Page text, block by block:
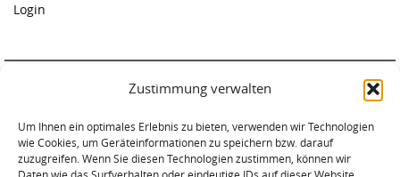
Zustimmung verwalten
Um Ihnen ein optimales Erlebnis zu bieten, verwenden wir Technologien
wie Cookies, um Geräteinformationen zu speichern bzw. darauf
zuzugreifen. Wenn Sie diesen Technologien zustimmen, können wir
Login
Am Warnowufer 59
18057 Rostock
Tel. 0381-2034620